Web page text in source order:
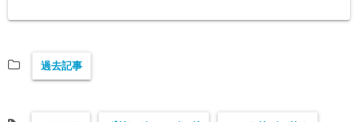
過去記事